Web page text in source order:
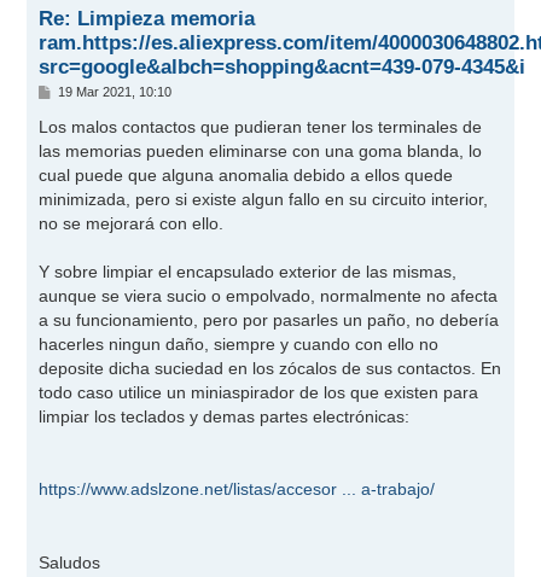
Re: Limpieza memoria
ram.https://es.aliexpress.com/item/
src=google&albch=shopping&acnt=439-079-4345&i
M
n
s
a
e
19 Mar 2021, 10:10
Los malos contactos que pudieran tener los terminales de
las memorias pueden eliminarse con una goma blanda, lo
cual puede que alguna anomalia debido a ellos quede
minimizada, pero si existe algun fallo en su circuito interior,
no se mejorará con ello.
Y sobre limpiar el encapsulado exterior de las mismas,
aunque se viera sucio o empolvado, normalmente no afecta
a su funcionamiento, pero por pasarles un paño, no debería
hacerles ningun daño, siempre y cuando con ello no
deposite dicha suciedad en los zócalos de sus contactos. En
todo caso utilice un miniaspirador de los que existen para
limpiar los teclados y demas partes electrónicas:
https://www.adslzone.net/listas/accesor ... a-trabajo/
Saludos